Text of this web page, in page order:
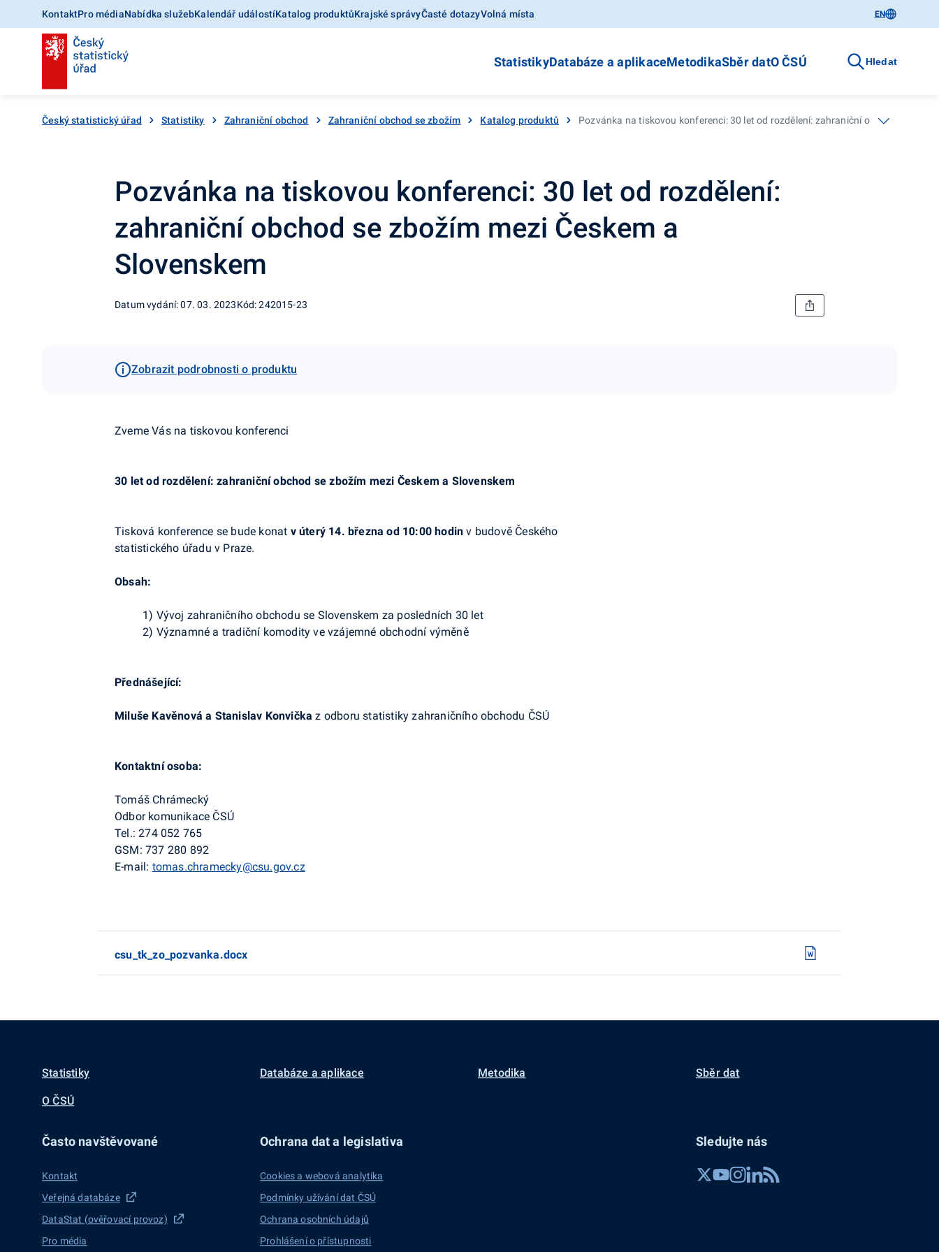
KontaktPro médiaNabídka služebKalendář událostíKatalog produktůKrajské správyČasté dotazyVolná místa EN
StatistikyDatabáze a aplikaceMetodikaSběr datO ČSÚ Hledat
Český statistický úřad Statistiky Zahraniční obchod Zahraniční obchod se zbožím Katalog produktů Pozvánka na tiskovou konferenci: 30 let od rozdělení: zahraniční obchod se
Pozvánka na tiskovou konferenci: 30 let od rozdělení:
zahraniční obchod se zbožím mezi Českem a
Slovenskem
Datum vydání: 07. 03. 2023Kód: 242015-23
Zobrazit podrobnosti o produktu
Zveme Vás na tiskovou konferenci
30 let od rozdělení: zahraniční obchod se zbožím mezi Českem a Slovenskem
Tisková konference se bude konat v úterý 14. března od 10:00 hodinv budově Českého
statistického úřadu v Praze.
Obsah:
1) Vývoj zahraničního obchodu se Slovenskem za posledních 30 let
2) Významné a tradiční komodity ve vzájemné obchodní výměně
Přednášející:
Miluše Kavěnová a Stanislav Konvičkaz odboru statistiky zahraničního obchodu ČSÚ
Kontaktní osoba:
Tomáš Chrámecký
Odbor komunikace ČSÚ
Tel.: 274 052 765
GSM: 737 280 892
E-mail: tomas.chramecky@csu.gov.cz
csu_tk_zo_pozvanka.docx
Statistiky Databáze a aplikace Metodika Sběr dat
O ČSÚ
Často navštěvované
Kontakt
Veřejná databáze
DataStat (ověřovací provoz)
Pro média
Ochrana dat a legislativa
Cookies a webová analytika
Podmínky užívání dat ČSÚ
Ochrana osobních údajů
Prohlášení o přístupnosti
Sledujte nás